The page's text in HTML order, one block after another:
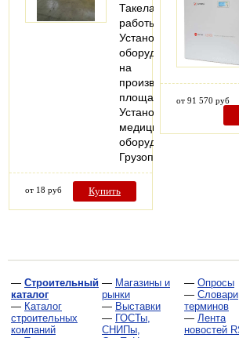
Такелажные
работы;
Установка
оборудования
на
производственных
площадях;
Установка
медицинского
оборудования;
Грузоподъемные…
от 18 руб Купить
от 91 570 руб
— Строительный
каталог
— Каталог
строительных
компаний
— Магазины и
рынки
— Выставки
— ГОСТы,
СНИПы,
— Опросы
— Словари
терминов
— Лента
новостей